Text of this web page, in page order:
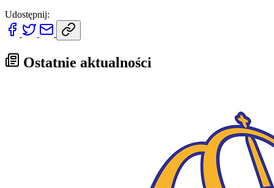
Udostępnij:
Ostatnie aktualności